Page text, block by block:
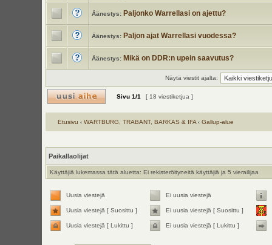
Äänestys: Paljonko Warrellasi on ajettu?
Äänestys: Paljon ajat Warrellasi vuodessa?
Äänestys: Mikä on DDR:n upein saavutus?
Näytä viestit ajalta:
Sivu 1/1 [ 18 viestiketjua ]
Etusivu ‹ WARTBURG, TRABANT, BARKAS & IFA ‹ Gallup-alue
Paikallaolijat
Käyttäjiä lukemassa tätä aluetta: Ei rekisteröityneitä käyttäjiä ja 5 vierailijaa
Uusia viestejä Ei uusia viestejä
Uusia viestejä [ Suosittu ] Ei uusia viestejä [ Suosittu ]
Uusia viestejä [ Lukittu ] Ei uusia viestejä [ Lukittu ]